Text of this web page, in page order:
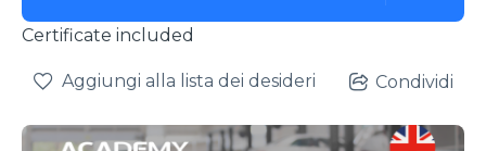
Certificate included
Aggiungi alla lista dei desideri Condividi